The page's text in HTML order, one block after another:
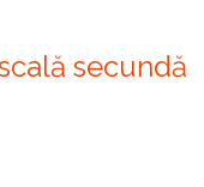
secundă